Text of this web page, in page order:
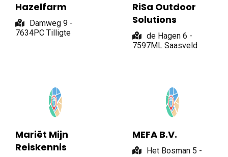
Hazelfarm
Damweg 9 -
7634PC Tilligte
RiSa Outdoor
Solutions
de Hagen 6 -
7597ML Saasveld
Mariët Mijn
Reiskennis
MEFA B.V.
Het Bosman 5 -